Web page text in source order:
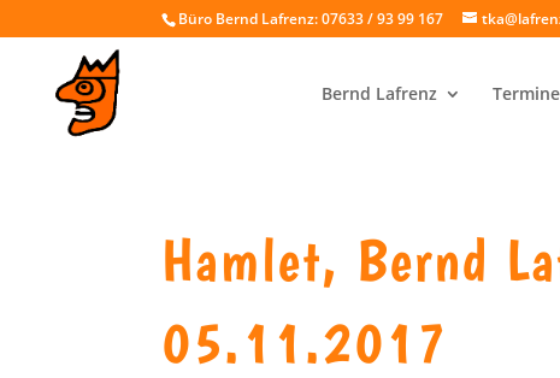
Büro Bernd Lafrenz: 07633 / 93 99 167
Bernd Lafrenz
Hamlet, Bernd
05.11.2017